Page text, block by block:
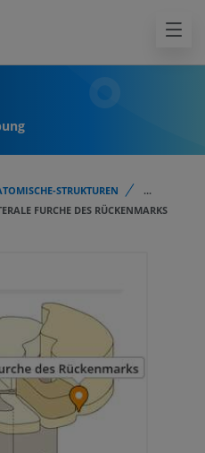
STRUKTUREN
...
FURCHE DES RÜCKENMARKS